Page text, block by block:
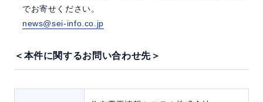
でお寄せください。
news@sei-info.co.jp
＜本件に関するお問い合わせ先＞